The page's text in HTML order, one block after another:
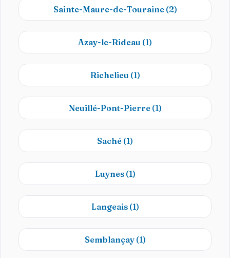
Sainte-Maure-de-Touraine (2)
Azay-le-Rideau (1)
Richelieu (1)
Neuillé-Pont-Pierre (1)
Saché (1)
Luynes (1)
Langeais (1)
Semblançay (1)